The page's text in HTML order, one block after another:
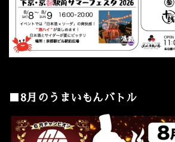
■8月のうまいもんバトル